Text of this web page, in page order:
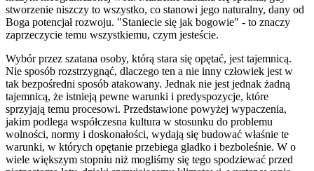
stworzenie niszczy to wszystko, co stanowi jego naturalny, dany od
Boga potencjał rozwoju. "Staniecie się jak bogowie" - to znaczy
zaprzeczycie temu wszystkiemu, czym jesteście.
Wybór przez szatana osoby, którą stara się opętać, jest tajemnicą.
Nie sposób rozstrzygnąć, dlaczego ten a nie inny człowiek jest w
tak bezpośredni sposób atakowany. Jednak nie jest jednak żadną
tajemnicą, że istnieją pewne warunki i predyspozycje, które
sprzyjają temu procesowi. Przedstawione powyżej wypaczenia,
jakim podlega współczesna kultura w stosunku do problemu
wolności, normy i doskonałości, wydają się budować właśnie te
warunki, w których opętanie przebiega gładko i bezboleśnie. W o
wiele większym stopniu niż mogliśmy się tego spodziewać przed